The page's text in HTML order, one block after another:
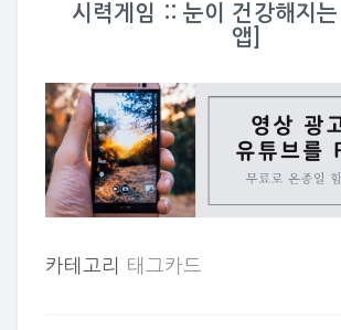
시력게임 :: 눈이 건강해지는
앱]
카테고리 태그카드